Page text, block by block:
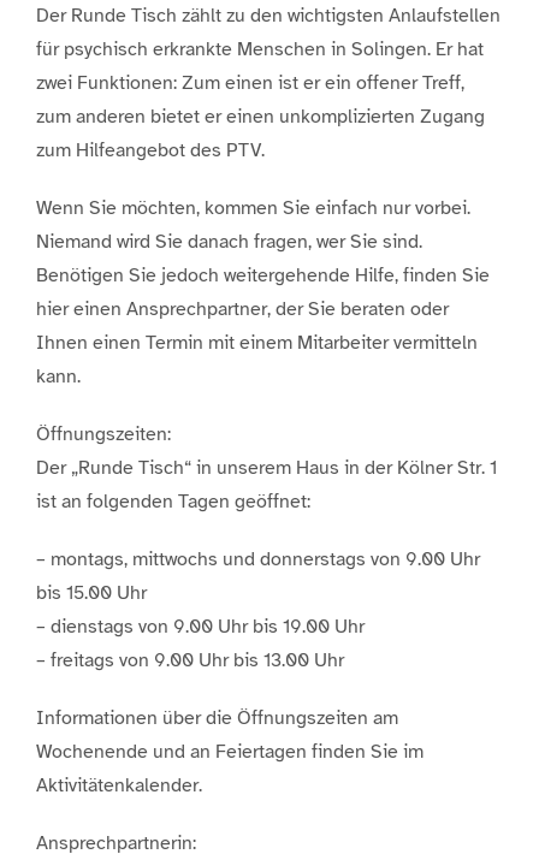
Der Runde Tisch zählt zu den wichtigsten Anlaufstellen
für psychisch erkrankte Menschen in Solingen. Er hat
zwei Funktionen: Zum einen ist er ein offener Treff,
zum anderen bietet er einen unkomplizierten Zugang
zum Hilfeangebot des PTV.
Wenn Sie möchten, kommen Sie einfach nur vorbei.
Niemand wird Sie danach fragen, wer Sie sind.
Benötigen Sie jedoch weitergehende Hilfe, finden Sie
hier einen Ansprechpartner, der Sie beraten oder
Ihnen einen Termin mit einem Mitarbeiter vermitteln
kann.
Öffnungszeiten:
Der „Runde Tisch“ in unserem Haus in der Kölner Str. 1
ist an folgenden Tagen geöffnet:
– montags, mittwochs und donnerstags von 9.00 Uhr
bis 15.00 Uhr
– dienstags von 9.00 Uhr bis 19.00 Uhr
– freitags von 9.00 Uhr bis 13.00 Uhr
Informationen über die Öffnungszeiten am
Wochenende und an Feiertagen finden Sie im
Aktivitätenkalender.
Ansprechpartnerin: